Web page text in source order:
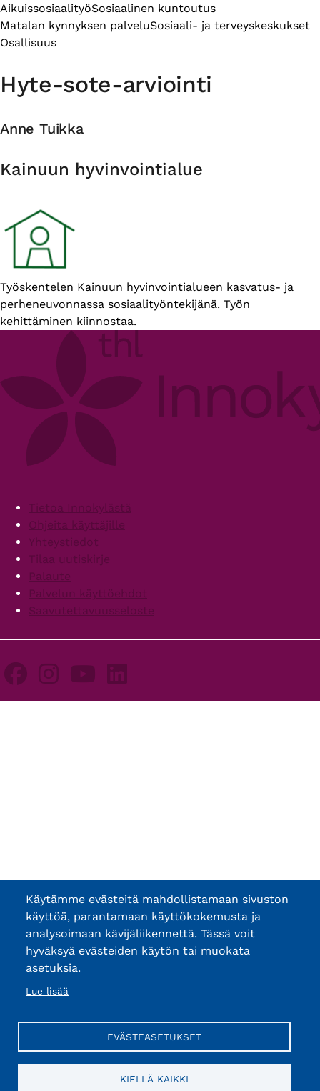
AikuissosiaalityöSosiaalinen kuntoutus
Matalan kynnyksen palveluSosiaali- ja terveyskeskukset
Osallisuus
Hyte-sote-arviointi
Anne Tuikka
Organisaatio
Kainuun hyvinvointialue
Esittelyteksti
Työskentelen Kainuun hyvinvointialueen kasvatus- ja
perheneuvonnassa sosiaalityöntekijänä. Työn
kehittäminen kiinnostaa.
FooterTietoa Innokylästä
Ohjeita käyttäjille
Yhteystiedot
Tilaa uutiskirje
Palaute
Palvelun käyttöehdot
Saavutettavuusseloste
Käytämme evästeitä mahdollistamaan sivuston
käyttöä, parantamaan käyttökokemusta ja
analysoimaan kävijäliikennettä. Tässä voit
hyväksyä evästeiden käytön tai muokata
asetuksia.
Lue lisää
EVÄSTEASETUKSET
KIELLÄ KAIKKI